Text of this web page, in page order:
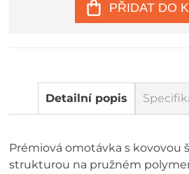
PŘIDAT DO
Detailní popis
Prémiová omotávka s kovovou
strukturou na pružném